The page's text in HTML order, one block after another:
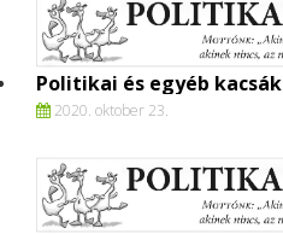
Politikai és egyéb kacsák
2020. oktober 23.